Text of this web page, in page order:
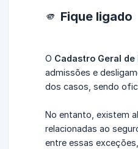
🫵 Fique ligado
O Cadastro Geral de
admissões e
dos casos, sendo
No entanto, existem
relacionadas ao
entre essas